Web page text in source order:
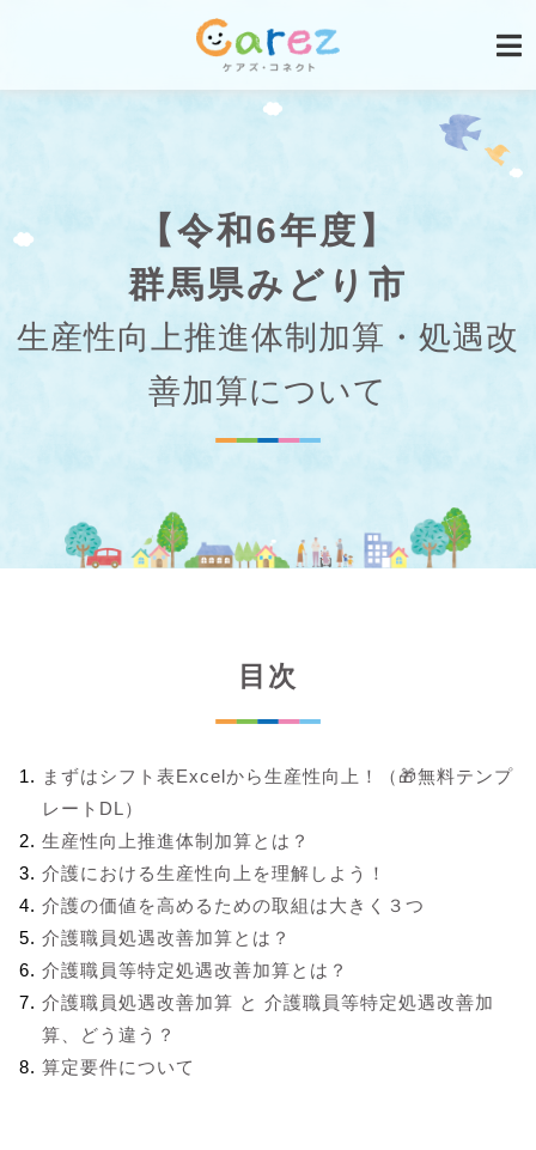
【令和6年度】
群馬県みどり市
生産性向上推進体制加算・処遇改
善加算について
目次
まずはシフト表Excelから生産性向上！（🎁無料テンプ
レートDL）
生産性向上推進体制加算とは？
介護における生産性向上を理解しよう！
介護の価値を高めるための取組は大きく３つ
介護職員処遇改善加算とは？
介護職員等特定処遇改善加算とは？
介護職員処遇改善加算 と 介護職員等特定処遇改善加
算、どう違う？
算定要件について